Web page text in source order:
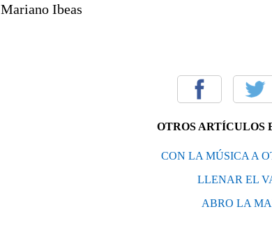
Mariano Ibeas
OTROS ARTÍCULOS
CON LA MÚSICA A
LLENAR EL
ABRO LA